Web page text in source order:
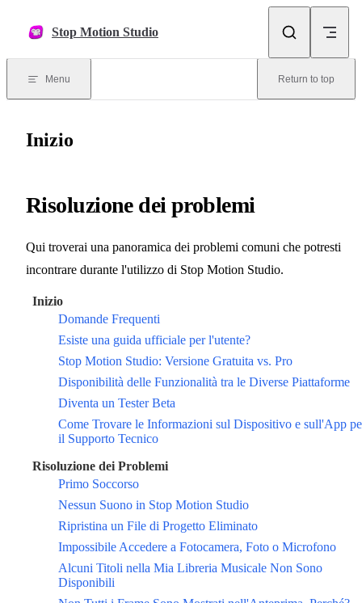
Stop Motion Studio
Menu Return to top
Inizio
Risoluzione dei problemi
Qui troverai una panoramica dei problemi comuni che potresti
incontrare durante l'utilizzo di Stop Motion Studio.
Inizio
Domande Frequenti
Esiste una guida ufficiale per l'utente?
Stop Motion Studio: Versione Gratuita vs. Pro
Disponibilità delle Funzionalità tra le Diverse Piattaforme
Diventa un Tester Beta
Come Trovare le Informazioni sul Dispositivo e sull'App
il Supporto Tecnico
Risoluzione dei Problemi
Primo Soccorso
Nessun Suono in Stop Motion Studio
Ripristina un File di Progetto Eliminato
Impossibile Accedere a Fotocamera, Foto o Microfono
Alcuni Titoli nella Mia Libreria Musicale Non Sono
Disponibili